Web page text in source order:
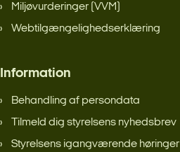
Miljøvurderinger (VVM)
Webtilgængelighedserklæring
Information
Behandling af persondata
Tilmeld dig styrelsens nyhedsbrev
Styrelsens igangværende høringer